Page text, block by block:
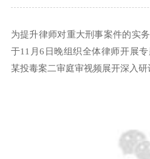
为提升律师对重大刑事案件的实
于11月6日晚组织全体律师开展
某投毒案二审庭审视频展开深入研